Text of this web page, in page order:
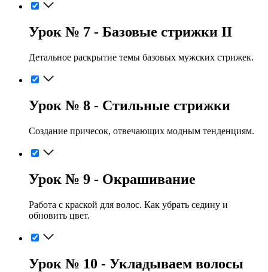
Урок № 7 - Базовые стрижки II
Детальное раскрытие темы базовых мужских стрижек.
Урок № 8 - Стильные стрижки
Создание причесок, отвечающих модным тенденциям.
Урок № 9 - Окрашивание
Работа с краской для волос. Как убрать седину и
обновить цвет.
Урок № 10 - Укладываем волосы